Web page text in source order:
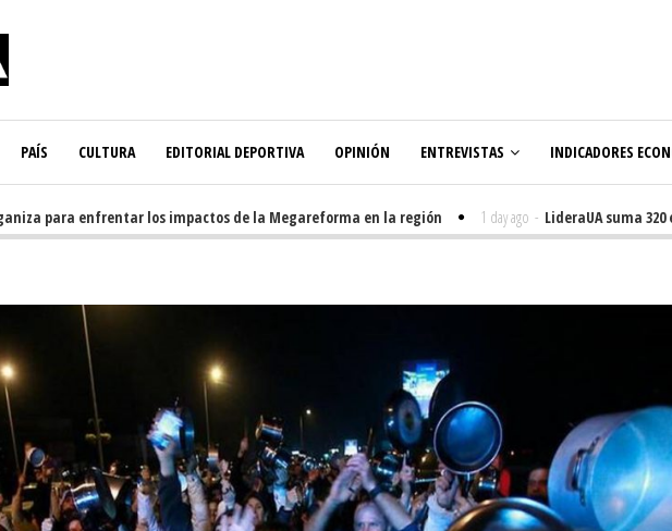
PAÍS CULTURA EDITORIAL DEPORTIVA OPINIÓN ENTREVISTAS INDICADORES
para enfrentar los impactos de la Megareforma en la región 1 day ago - LideraUA suma 320